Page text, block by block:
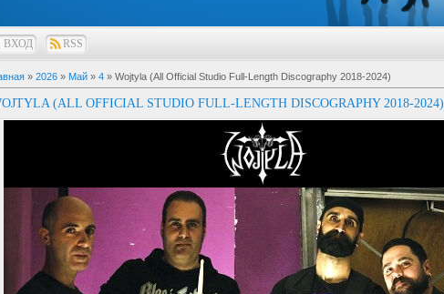
ВХОД RSS
» 2026 » Май » 4 » Wojtyla (All Official Studio Full-Length Discography 2018-2024)
(ALL OFFICIAL STUDIO FULL-LENGTH DISCOGRAPHY 2018-2024)